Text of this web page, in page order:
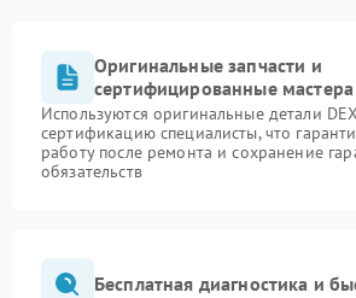
Оригинальные запчасти и
сертифицированные мастера
Используются оригинальные детали
сертификацию специалисты, что
работу после ремонта и сохранение
обязательств
Бесплатная диагностика и